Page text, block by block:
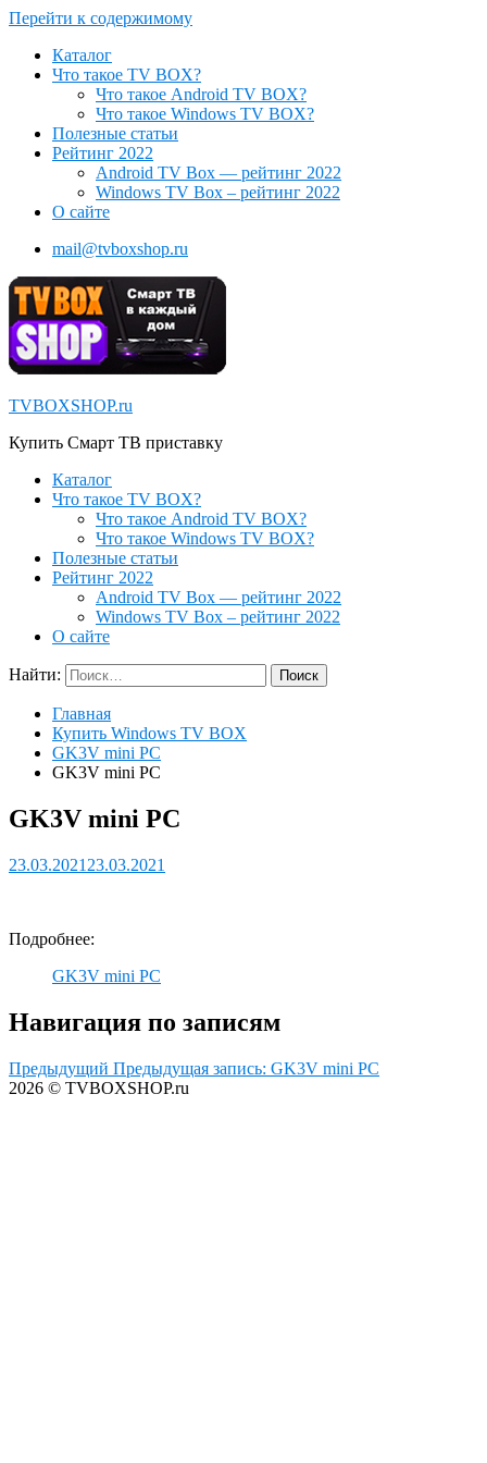
Перейти к содержимому
Каталог
Что такое TV BOX?
Что такое Android TV BOX?
Что такое Windows TV BOX?
Полезные статьи
Рейтинг 2022
Android TV Box — рейтинг 2022
Windows TV Box – рейтинг 2022
О сайте
mail@tvboxshop.ru
TVBOXSHOP.ru
Купить Смарт ТВ приставку
Каталог
Что такое TV BOX?
Что такое Android TV BOX?
Что такое Windows TV BOX?
Полезные статьи
Рейтинг 2022
Android TV Box — рейтинг 2022
Windows TV Box – рейтинг 2022
О сайте
Найти:
Главная
Купить Windows TV BOX
GK3V mini PC
GK3V mini PC
GK3V mini PC
23.03.2021 23.03.2021
Подробнее:
GK3V mini PC
Навигация по записям
Предыдущий Предыдущая запись: GK3V mini PC
2026 © TVBOXSHOP.ru